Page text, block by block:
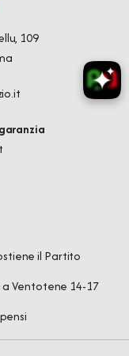
109
il Partito
Ventotene 14-17